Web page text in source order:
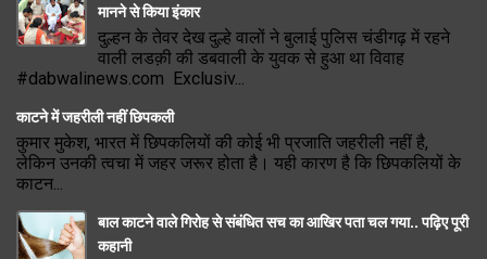
मानने से किया इंकार
दुल्हन के तेवर देख दुल्हे वालों ने बुलाई पुलिस चंडीगढ़ में रहने
वाली लडक़ी की डबवाली के युवक से हुआ था विवाह
#dabwalinews.com Exclusiv...
काटने में जहरीली नहीं छिपकली
कुमार मुकेश, भारत में छिपकलियों की कोई भी प्रजाति जहरीली नहीं है,
लेकिन उनकी त्वचा में जहर जरूर होता है। यही कारण है कि छिपकलियों के
काटन...
बाल काटने वाले गिरोह से संबंधित सच का आखिर पता चल गया.. पढ़िए पूरी
कहानी